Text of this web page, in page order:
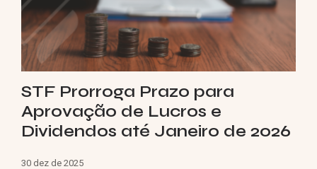
STF Prorroga Prazo para
Aprovação de Lucros e
Dividendos até Janeiro de 2026
30 dez de 2025